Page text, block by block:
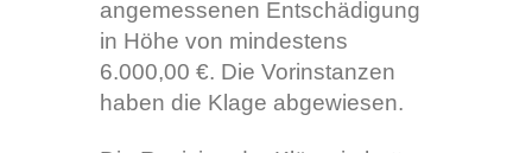
angemessenen Entschädigung
in Höhe von mindestens
6.000,00 €. Die Vorinstanzen
haben die Klage abgewiesen.